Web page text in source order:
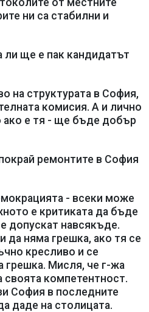
ни са стабилни и
ще е пак кандидатът
на структурата в София,
комисия. А и лично
ако е тя - ще бъде добър
ремонтите в София
- всеки може
е критиката да бъде
допускат навсякъде.
да няма грешка, ако тя се
кресливо и се
грешка. Мисля, че г-жа
компетентност.
София в последните
даде на столицата.